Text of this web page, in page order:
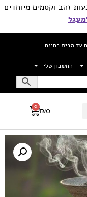
זהב וקסמים מיוחדים
החשבון שלי
₪0
0